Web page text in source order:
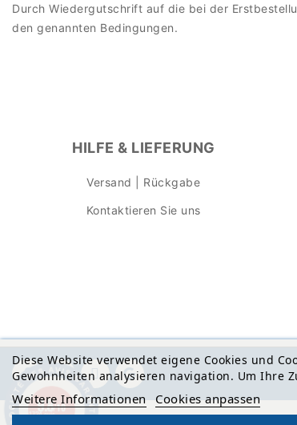
Durch Wiedergutschrift auf die bei der
den genannten Bedingungen.
HILFE & LIEFERUNG
Versand | Rückgabe
Kontaktieren Sie uns
Diese Website verwendet eigene Cookies und
Gewohnheiten analysieren navigation. Um Ihre
Weitere Informationen Cookies anpassen
9.8/10
1734 avis